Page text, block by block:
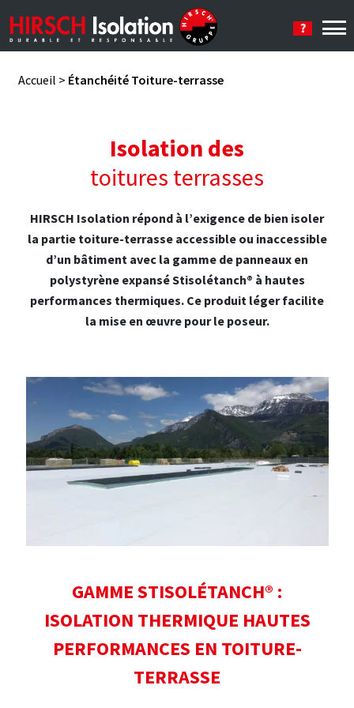
Accueil > Étanchéité Toiture-terrasse
Isolation des
toitures terrasses
HIRSCH Isolation répond à l’exigence de bien isoler
la partie toiture-terrasse accessible ou inaccessible
d’un bâtiment avec la gamme de panneaux en
polystyrène expansé Stisolétanch® à hautes
performances thermiques. Ce produit léger facilite
la mise en œuvre pour le poseur.
GAMME STISOLÉTANCH® :
ISOLATION THERMIQUE HAUTES
PERFORMANCES EN TOITURE-
TERRASSE